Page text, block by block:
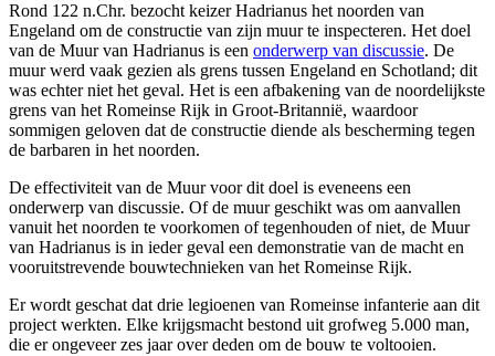
Rond 122 n.Chr. bezocht keizer Hadrianus het noorden van
Engeland om de constructie van zijn muur te inspecteren. Het doel
van de Muur van Hadrianus is een onderwerp van discussie. De
muur werd vaak gezien als grens tussen Engeland en Schotland; dit
was echter niet het geval. Het is een afbakening van de noordelijkste
grens van het Romeinse Rijk in Groot-Britannië, waardoor
sommigen geloven dat de constructie diende als bescherming tegen
de barbaren in het noorden.
De effectiviteit van de Muur voor dit doel is eveneens een
onderwerp van discussie. Of de muur geschikt was om aanvallen
vanuit het noorden te voorkomen of tegenhouden of niet, de Muur
van Hadrianus is in ieder geval een demonstratie van de macht en
vooruitstrevende bouwtechnieken van het Romeinse Rijk.
Er wordt geschat dat drie legioenen van Romeinse infanterie aan dit
project werkten. Elke krijgsmacht bestond uit grofweg 5.000 man,
die er ongeveer zes jaar over deden om de bouw te voltooien.